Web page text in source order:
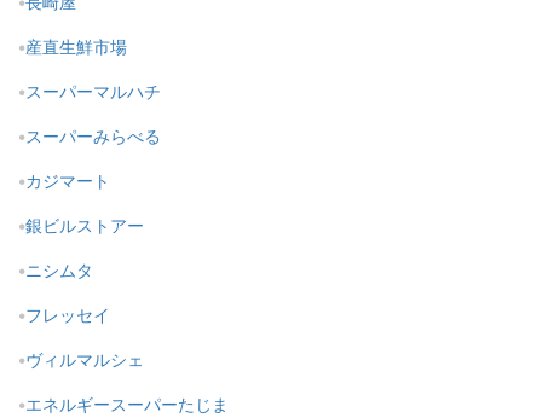
産直生鮮市場
スーパーマルハチ
スーパーみらべる
カジマート
銀ビルストアー
ニシムタ
フレッセイ
ヴィルマルシェ
エネルギースーパーたじま